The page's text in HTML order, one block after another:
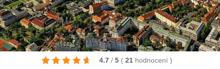
Vyhlídkový let nad Prahou
4.7 / 5 ( 21 hodnocení )